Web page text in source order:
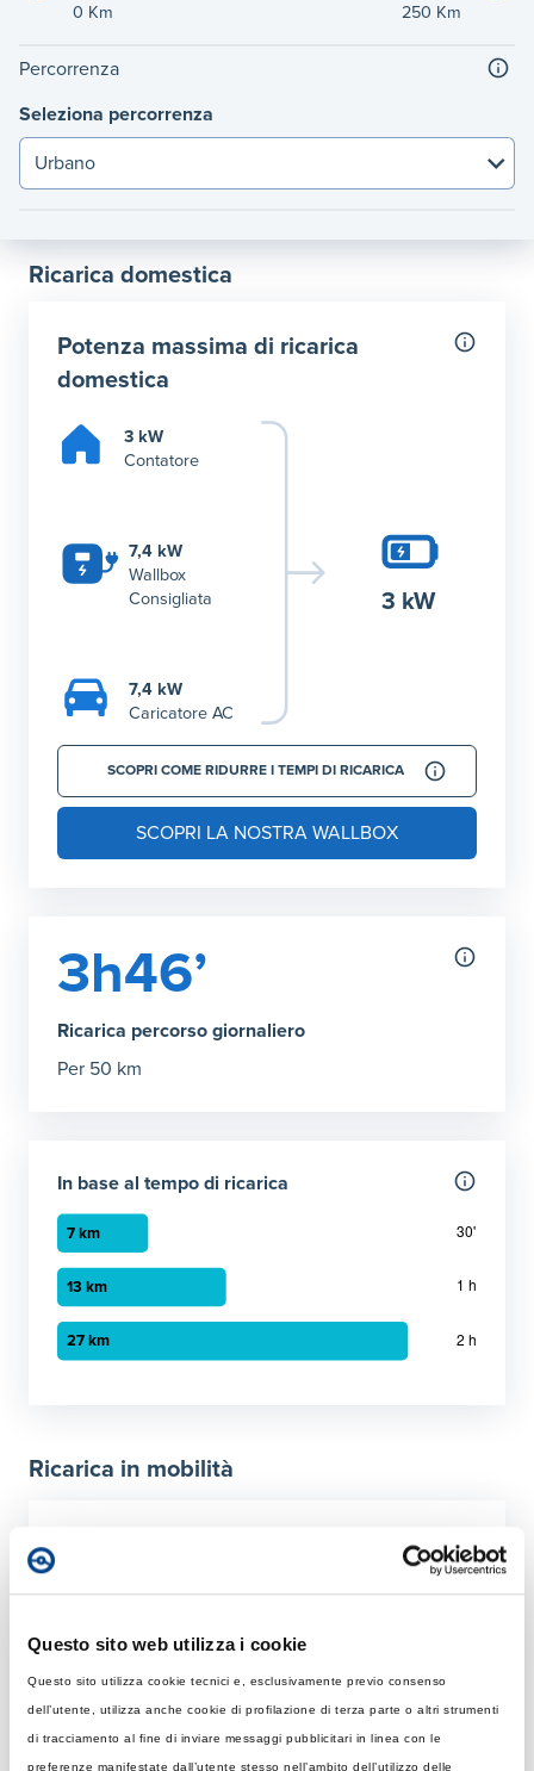
Questo sito web utilizza i cookie
Questo sito utilizza cookie tecnici e, esclusivamente previo consenso
dell’utente, utilizza anche cookie di profilazione di terza parte o altri strumenti
di tracciamento al fine di inviare messaggi pubblicitari in linea con le
preferenze manifestate dall’utente stesso nell’ambito dell’utilizzo delle
0 Km 250 Km
Percorrenza
Seleziona percorrenza
Ricarica domestica
Potenza massima di ricarica
domestica
3 kW
Contatore
7,4 kW
Wallbox
Consigliata
7,4 kW
Caricatore AC
3 kW
SCOPRI COME RIDURRE I TEMPI DI RICARICA
SCOPRI LA NOSTRA WALLBOX
3h46’
Ricarica percorso giornaliero
Per 50 km
In base al tempo di ricarica
2 ora:27 km
Ricarica in mobilità
Colonnina AC con potenza MAX di 22 kW
Tempo di ricarica con 22 kW
Rapida: tempo necessario per ricaricare 50 km
Ultraveloce
Colonnina DC 150 kW